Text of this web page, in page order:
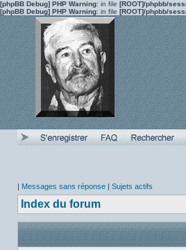
[phpBB Debug] PHP Warning: in file [ROOT]/phpbb/
[phpBB Debug] PHP Warning: in file [ROOT]/phpbb/
| Messages sans réponse | Sujets actifs
Index du forum